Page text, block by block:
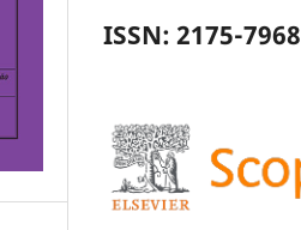
ISSN: 2175-7968